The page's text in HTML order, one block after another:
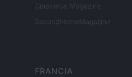
Cineverse Magazine
SecondHomeMagazine
FRANCIA